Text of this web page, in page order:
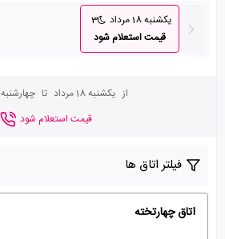
یکشنبه 18 مرداد
3
قیمت استعلام شود
از یکشنبه 18 مرداد تا چهارشنبه 21 مرداد
قیمت استعلام شود
فیلتر اتاق ها
اتاق چهارتخته